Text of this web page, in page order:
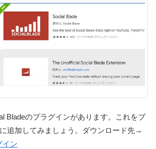
Bladeのプラグインがあります。これをブ
追加してみましょう。ダウンロード先→
イン